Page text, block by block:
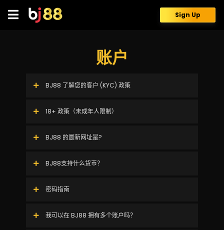
content
Sign Up
账户
BJ88 了解您的客户 (KYC) 政策
18+ 政策（未成年人限制）
BJ88 的最新网址是?
BJ88支持什么货币？
密码指南
我可以在 BJ88 拥有多个账户吗？